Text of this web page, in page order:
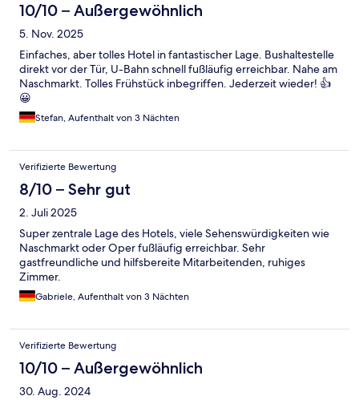
10/10 – Außergewöhnlich
5. Nov. 2025
Einfaches, aber tolles Hotel in fantastischer Lage. Bushaltestelle
direkt vor der Tür, U-Bahn schnell fußläufig erreichbar. Nahe am
Naschmarkt. Tolles Frühstück inbegriffen. Jederzeit wieder! 👍
😀
Stefan, Aufenthalt von 3 Nächten
Verifizierte Bewertung
8/10 – Sehr gut
2. Juli 2025
Super zentrale Lage des Hotels, viele Sehenswürdigkeiten wie
Naschmarkt oder Oper fußläufig erreichbar. Sehr
gastfreundliche und hilfsbereite Mitarbeitenden, ruhiges
Zimmer.
Gabriele, Aufenthalt von 3 Nächten
Verifizierte Bewertung
10/10 – Außergewöhnlich
30. Aug. 2024